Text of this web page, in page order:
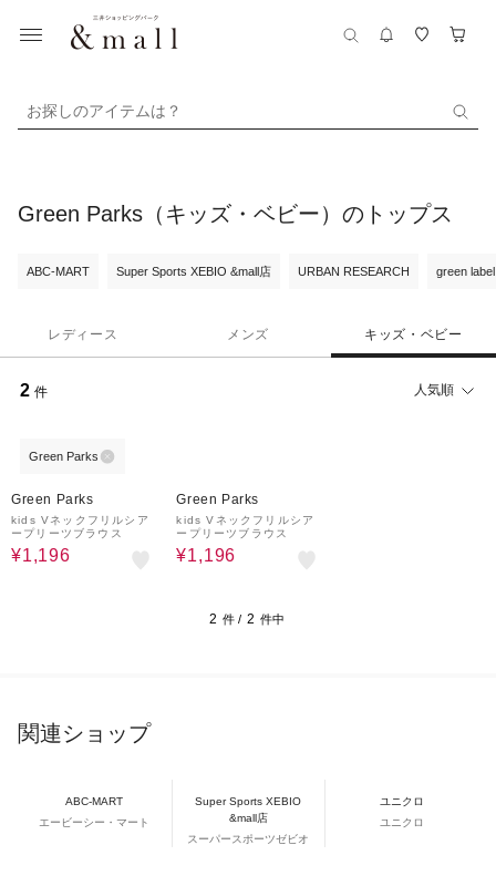
お探しのアイテムは？
Green Parks（キッズ・ベビー）のトップス
ABC-MART Super Sports XEBIO &mall店 URBAN RESEARCH green
レディース メンズ キッズ・ベビー
2 件 人気順
Green Parks
Green Parks
kids Vネックフリルシア
ープリーツブラウス
¥1,196
Green Parks
kids Vネックフリルシア
ープリーツブラウス
¥1,196
2 件 / 2 件中
関連ショップ
ABC-MART
エービーシー・マート
Super Sports XEBIO
&mall店
スーパースポーツゼビオ
ユニクロ
ユニクロ